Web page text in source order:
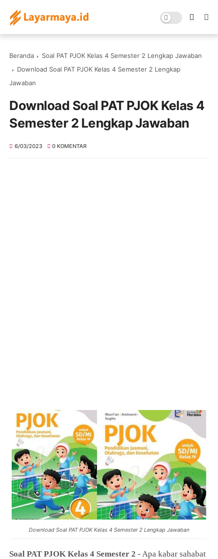
Beranda
Soal PAT PJOK Kelas 4 Semester 2 Lengkap Jawaban
Download Soal PAT PJOK Kelas 4 Semester 2 Lengkap
Jawaban
Download Soal PAT PJOK Kelas 4
Semester 2 Lengkap Jawaban
6/03/2023 0 KOMENTAR
Download Soal PAT PJOK Kelas 4 Semester 2 Lengkap Jawaban
Soal PAT PJOK Kelas 4 Semester 2 - Apa kabar sahabat